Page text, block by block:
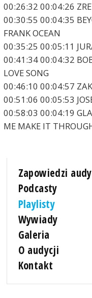
00:26:32 00:04:26
00:30:55 00:04:35
FRANK OCEAN
00:35:25 00:05:11
00:41:34 00:04:32
LOVE SONG
00:46:10 00:04:57
00:51:06 00:05:53
00:58:03 00:04:19
ME MAKE IT
Zapowiedzi
Podcasty
Playlisty
Wywiady
Galeria
O audycji
Kontakt